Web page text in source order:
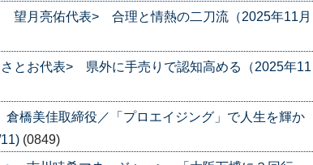
望月亮佑代表> 合理と情熱の二刀流（2025年11月
とお代表> 県外に手売りで認知高める（2025年11
橋美佳取締役／「プロエイジング」で人生を輝か
(0849)